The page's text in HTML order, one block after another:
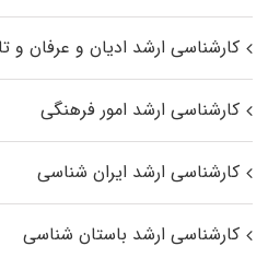
کارشناسی ارشد ادیان و عرفان
کارشناسی ارشد امور فرهنگی
کارشناسی ارشد ایران شناسی
کارشناسی ارشد باستان شناسی